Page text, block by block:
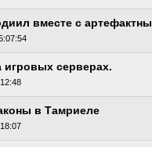
вместе с
игровых серверах.
в Тамриеле